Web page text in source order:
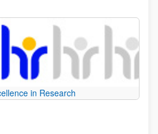
in Research